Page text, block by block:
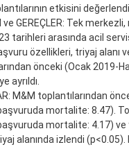
etkisini
ve GEREÇLER: Tek
tarihleri arasında acil
özellikleri, triyaj alanı
önceki (Ocak 2019-
ayrıldı.
M&M toplantılarından
mortalite: 8.47).
mortalite: 4.17) ve
alanında izlendi